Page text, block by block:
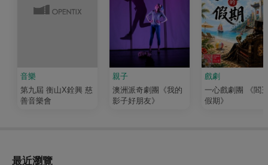
音樂
第九屆 衡山X銓興 慈
善音樂會
親子
澳洲派奇劇團《我的
影子好朋友》
戲劇
一心戲劇團 《閻
假期》
最近瀏覽